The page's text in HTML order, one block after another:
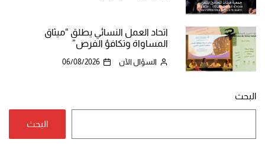
اتحاد العمل النسائي يطلق “ميثاق
المساواة وتكافؤ الفرص”
السؤال الآن 06/08/2026
البحث
البحث